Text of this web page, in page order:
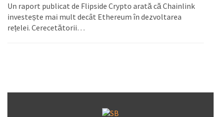
Un raport publicat de Flipside Crypto arată că Chainlink
investește mai mult decât Ethereum în dezvoltarea
rețelei. Cerecetătorii…